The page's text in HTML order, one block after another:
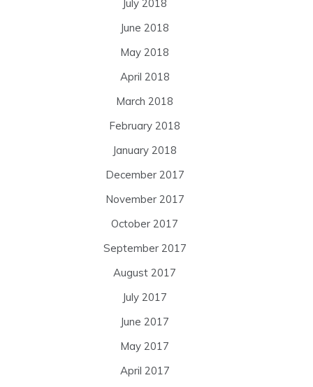
July 2018
June 2018
May 2018
April 2018
March 2018
February 2018
January 2018
December 2017
November 2017
October 2017
September 2017
August 2017
July 2017
June 2017
May 2017
April 2017